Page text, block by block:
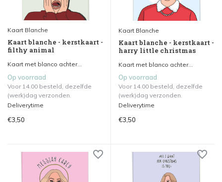
Kaart Blanche
Kaart blanche - kerstkaart -
filthy animal
Kaart met blanco achter...
Op voorraad
Voor 14.00 besteld, dezelfde
(werk)dag verzonden.
Deliverytime
€3,50
Kaart Blanche
Kaart blanche - kerstkaart -
harry little christmas
Kaart met blanco achter...
Op voorraad
Voor 14.00 besteld, dezelfde
(werk)dag verzonden.
Deliverytime
€3,50